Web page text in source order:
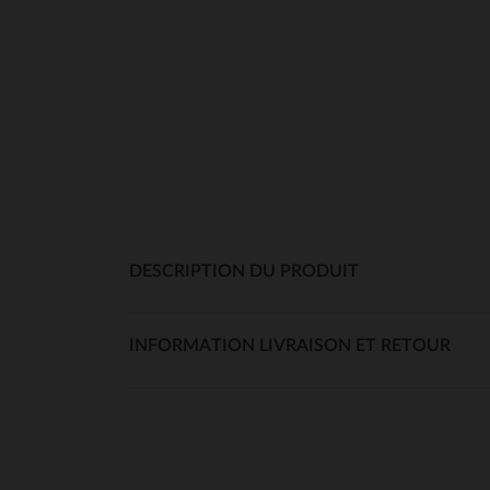
DESCRIPTION DU PRODUIT
INFORMATION LIVRAISON ET RETOUR